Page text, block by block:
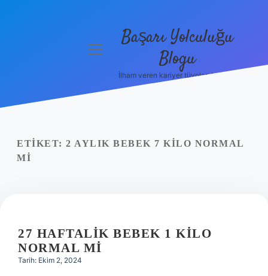
Yasal Uyarı
menüyüBaşarı Yolculuğu
Blogu
İlham veren kariyer tüyoları burada!
ETIKET: 2 AYLIK BEBEK 7 KILO NORMAL
MI
27 HAFTALIK BEBEK 1 KILO
NORMAL MI
Tarih: Ekim 2, 2024